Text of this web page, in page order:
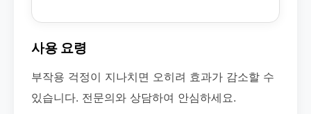
사용 요령
부작용 걱정이 지나치면 오히려 효과가 감소할 수
있습니다. 전문의와 상담하여 안심하세요.